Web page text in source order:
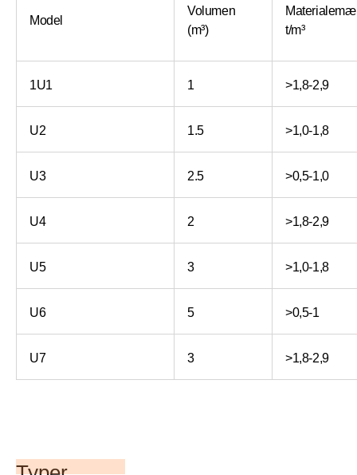
Model
Volumen
(m³)
t/m³
1U1 1 >1,8-2,9
U2 1.5 >1,0-1,8
U3 2.5 >0,5-1,0
U4 2 >1,8-2,9
U5 3 >1,0-1,8
U6 5 >0,5-1
U7 3 >1,8-2,9